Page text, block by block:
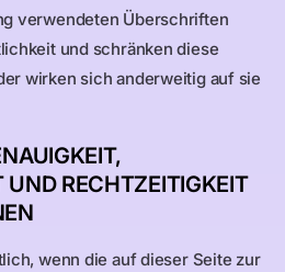
verwendeten Überschriften
und schränken diese
wirken sich anderweitig auf sie
UND RECHTZEITIGKEIT
wenn die auf dieser Seite zur